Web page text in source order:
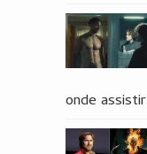
onde assistir